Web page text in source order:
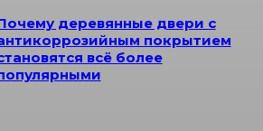
деревянные двери с
покрытием
всё более